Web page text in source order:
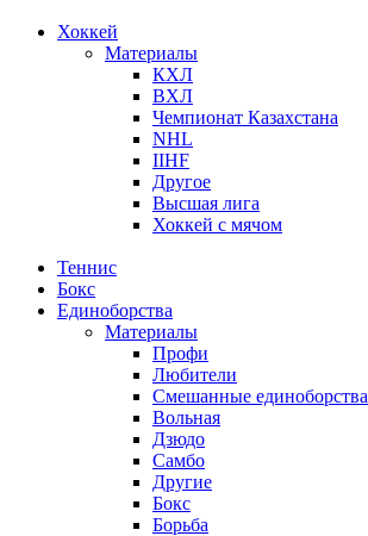
Хоккей
Материалы
КХЛ
ВХЛ
Чемпионат Казахстана
NHL
IIHF
Другое
Высшая лига
Хоккей с мячом
Теннис
Бокс
Единоборства
Материалы
Профи
Любители
Смешанные единоборства
Вольная
Дзюдо
Самбо
Другие
Бокс
Борьба